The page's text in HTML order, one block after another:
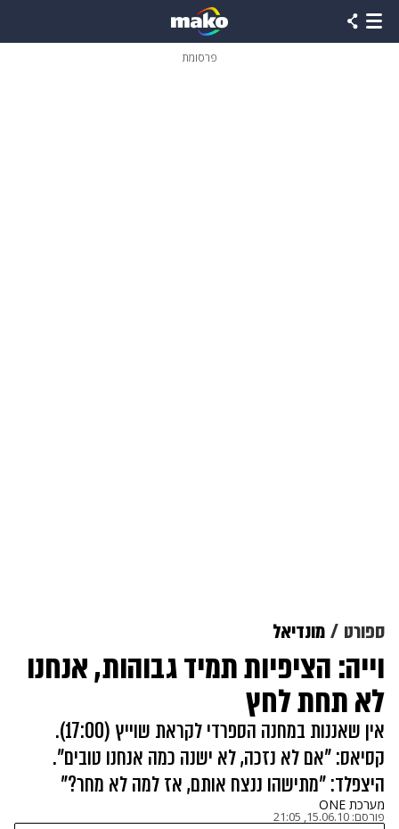
פרסומת
ספורט מונדיאל
וייה: הציפיות תמיד גבוהות, אנחנו
לא תחת לחץ
אין שאננות במחנה הספרדי לקראת שוייץ (17:00).
קסיאס: "אם לא נזכה, לא ישנה כמה אנחנו טובים".
היצפלד: "מתישהו ננצח אותם, אז למה לא מחר?"
מערכת ONE
פורסם: 15.06.10, 21:05